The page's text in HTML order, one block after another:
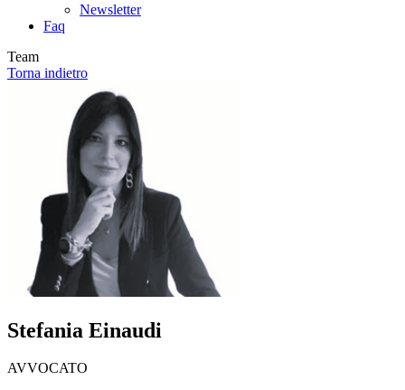
Newsletter
Faq
Team
Torna indietro
Stefania Einaudi
AVVOCATO